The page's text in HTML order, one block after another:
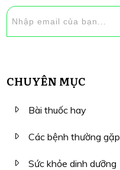
CHUYÊN MỤC
Bài thuốc hay
Các bệnh thường gặp
Sức khỏe dinh dưỡng